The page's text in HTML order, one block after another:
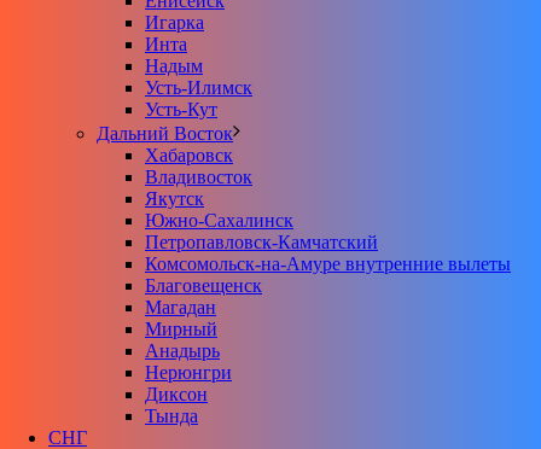
Игарка
Инта
Надым
Усть-Илимск
Усть-Кут
Дальний Восток
Хабаровск
Владивосток
Якутск
Южно-Сахалинск
Петропавловск-Камчатский
Комсомольск-на-Амуре внутренние вылеты
Благовещенск
Магадан
Мирный
Анадырь
Нерюнгри
Диксон
Тында
СНГ